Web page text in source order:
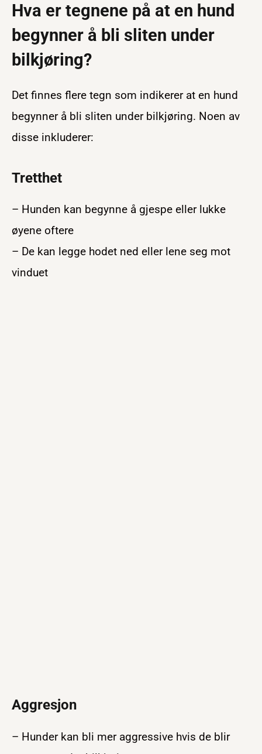
Hva er tegnene på at en hund
begynner å bli sliten under
bilkjøring?
Det finnes flere tegn som indikerer at en hund
begynner å bli sliten under bilkjøring. Noen av
disse inkluderer:
Tretthet
– Hunden kan begynne å gjespe eller lukke
øyene oftere
– De kan legge hodet ned eller lene seg mot
vinduet
Aggresjon
– Hunder kan bli mer aggressive hvis de blir